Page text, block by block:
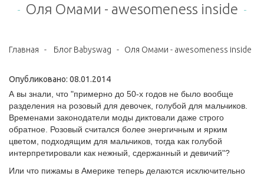
Оля Омами - awesomeness inside
Главная - Блог Babyswag - Оля Омами - awesomeness inside
Опубликовано: 08.01.2014
А вы знали, что "примерно до 50-х годов не было вообще
разделения на розовый для девочек, голубой для мальчиков.
Временами законодатели моды диктовали даже строго
обратное. Розовый считался более энергичным и ярким
цветом, подходящим для мальчиков, тогда как голубой
интерпретировали как нежный, сдержанный и девичий"?
Или что пижамы в Америке теперь делаются исключительно